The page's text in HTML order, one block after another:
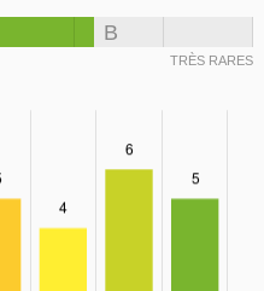
B
TRÈS RARES